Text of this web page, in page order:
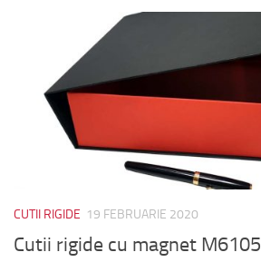
CUTII RIGIDE 19 FEBRUARIE 2020
Cutii rigide cu magnet M6105